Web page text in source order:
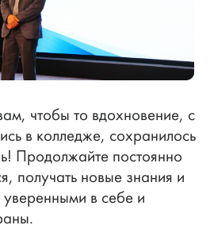
чтобы то вдохновение, с
в колледже, сохранилось
Продолжайте постоянно
получать новые знания и
в себе и